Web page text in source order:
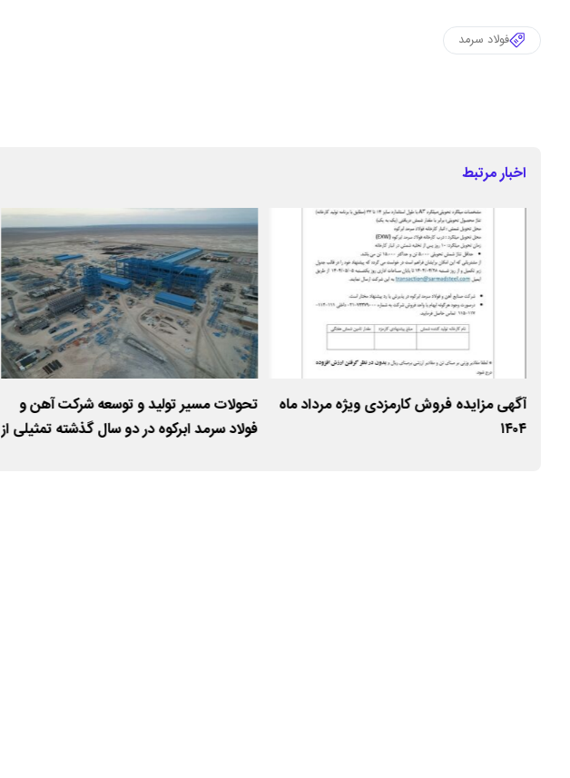
فولاد سرمد
اخبار مرتبط
آگهی مزایده فروش کارمزدی ویژه مرداد ماه
۱۴۰۴
تحولات مسیر تولید و توسعه شرکت آهن و
فولاد سرمد ابرکوه در دو سال گذشته تمثیلی از